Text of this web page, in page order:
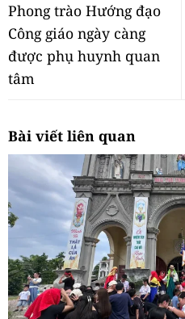
Phong trào Hướng đạo
Công giáo ngày càng
được phụ huynh quan
tâm
Bài viết liên quan